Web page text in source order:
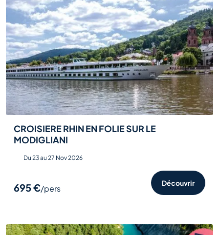
CROISIERE RHIN EN FOLIE SUR LE
MODIGLIANI
Du 23 au 27 Nov 2026
695 €/pers
Découvrir